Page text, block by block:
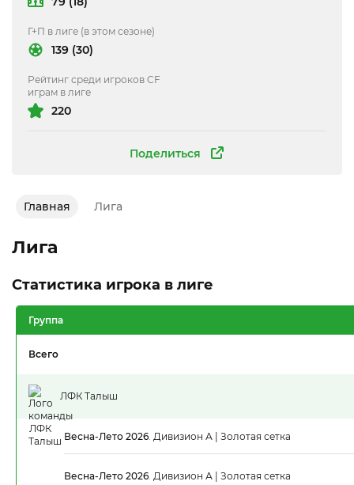
Поделиться
Г+П в лиге (в этом сезоне)
139 (30)
Рейтинг среди игроков CF
играм в лиге
220
Главная Лига
Лига
Статистика игрока в лиге
Группа
Всего
ЛФК Талыш
Весна-Лето 2026. Дивизион А | Золотая сетка
Весна-Лето 2026. Дивизион А | Золотая сетка